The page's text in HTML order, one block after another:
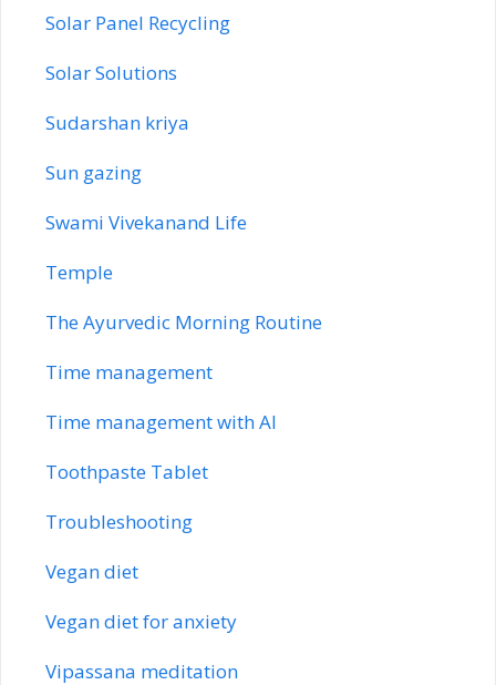
Solar Panel Recycling
Solar Solutions
Sudarshan kriya
Sun gazing
Swami Vivekanand Life
Temple
The Ayurvedic Morning Routine
Time management
Time management with AI
Toothpaste Tablet
Troubleshooting
Vegan diet
Vegan diet for anxiety
Vipassana meditation